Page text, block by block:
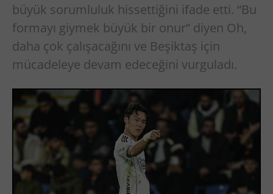
büyük sorumluluk hissettiğini ifade etti. “Bu
formayı giymek büyük bir onur” diyen Oh,
daha çok çalışacağını ve Beşiktaş için
mücadeleye devam edeceğini vurguladı.